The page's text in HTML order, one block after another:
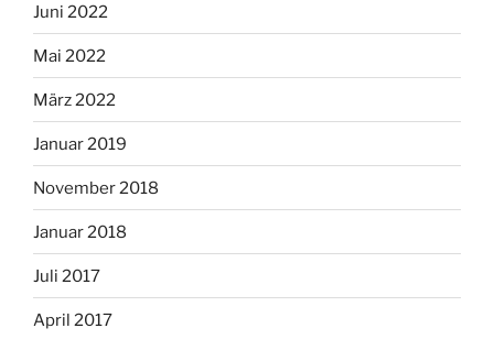
Juni 2022
Mai 2022
März 2022
Januar 2019
November 2018
Januar 2018
Juli 2017
April 2017